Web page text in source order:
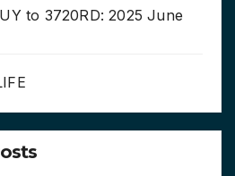
to 3720RD: 2025 June